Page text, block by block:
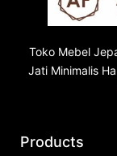
Toko Mebel
Jati Minimalis
Products